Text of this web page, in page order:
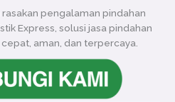
pengalaman pindahan
Express, solusi jasa pindahan
aman, dan terpercaya.